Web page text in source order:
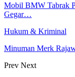
Mobil BMW Tabrak
Gegar…
Hukum & Kriminal
Minuman Merk
Prev Next